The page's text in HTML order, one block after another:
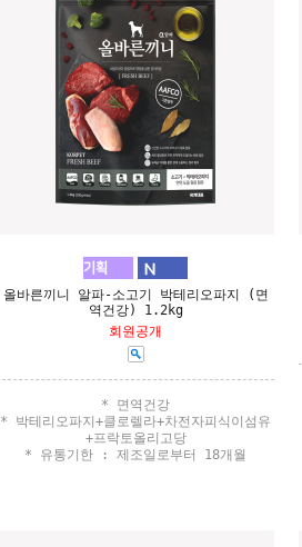
올바른끼니 알파-소고기 박테리오파지 (면
역건강) 1.2kg
회원공개
* 면역건강
* 박테리오파지+클로렐라+차전자피식이섬유
+프락토올리고당
* 유통기한 : 제조일로부터 18개월